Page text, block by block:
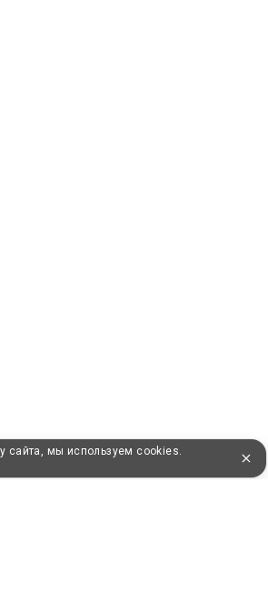
сайта, мы используем cookies.